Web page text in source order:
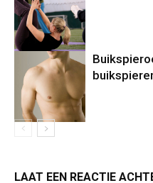
LAAT EEN REACTIE